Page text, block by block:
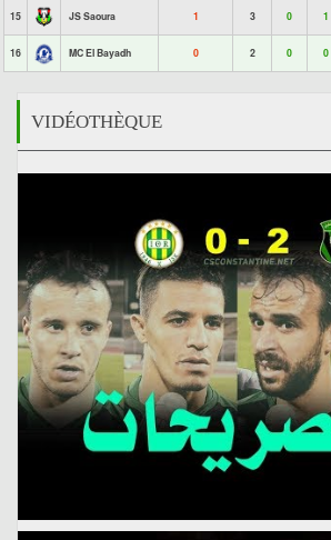
15 JS Saoura 1 3 0 1
16 MC El Bayadh 0 2 0 0
VIDÉOTHÈQUE